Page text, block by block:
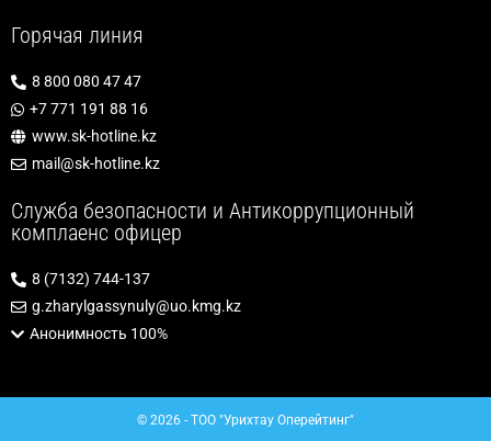
Горячая линия
8 800 080 47 47
+7 771 191 88 16
www.sk-hotline.kz
mail@sk-hotline.kz
Служба безопасности и Антикоррупционный
комплаенс офицер
8 (7132) 744-137
g.zharylgassynuly@uo.kmg.kz
Анонимность 100%
© 2026 - ТОО "Урихтау Оперейтинг"